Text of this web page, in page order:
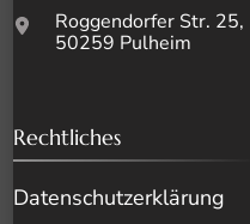
Roggendorfer Str. 25,
50259 Pulheim
Rechtliches
Datenschutz­erklärung